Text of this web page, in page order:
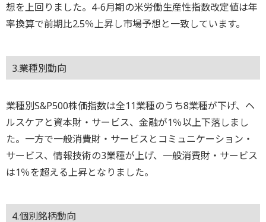
想を上回りました。4-6月期の米労働生産性指数改定値は年
率換算で前期比2.5％上昇し市場予想と一致しています。
3.業種別動向
業種別S&P500株価指数は全11業種のうち8業種が下げ、ヘ
ルスケアと資本財・サービス、金融が1％以上下落しまし
た。一方で一般消費財・サービスとコミュニケーション・
サービス、情報技術の3業種が上げ、一般消費財・サービス
は1％を超える上昇となりました。
4.個別銘柄動向